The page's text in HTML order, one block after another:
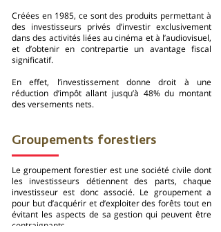
Créées en 1985, ce sont des produits permettant à
des investisseurs privés d’investir exclusivement
dans des activités liées au cinéma et à l’audiovisuel,
et d’obtenir en contrepartie un avantage fiscal
significatif.
En effet, l’investissement donne droit à une
réduction d’impôt allant jusqu’à 48% du montant
des versements nets.
Groupements forestiers
Le groupement forestier est une société civile dont
les investisseurs détiennent des parts, chaque
investisseur est donc associé. Le groupement a
pour but d’acquérir et d’exploiter des forêts tout en
évitant les aspects de sa gestion qui peuvent être
contraignants.​